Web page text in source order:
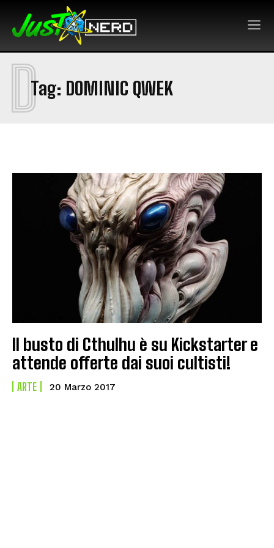
Tag: DOMINIC QWEK
D
Il busto di Cthulhu è su Kickstarter e
attende offerte dai suoi cultisti!
ARTE 20 Marzo 2017